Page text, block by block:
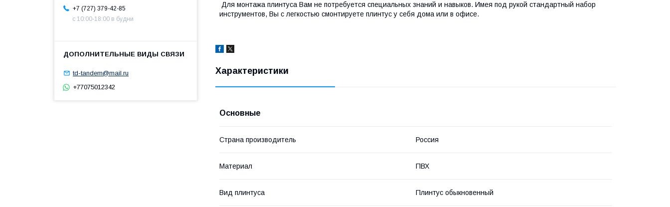
Для монтажа плинтуса Вам не потребуется специальных знаний и навыков. Имея под рукой стандартный набор
инструментов, Вы с легкостью смонтируете плинтус у себя дома или в офисе.
Характеристики
Основные
Страна производитель Россия
Материал ПВХ
Вид плинтуса Плинтус обыкновенный
+7 (727) 379-42-85
с 10:00-18:00 в будни
td-tandem@mail.ru
+77075012342